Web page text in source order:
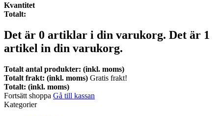
Kvantitet
Totalt:
Det är 0 artiklar i din varukorg. Det är 1
artikel in din varukorg.
Totalt antal produkter: (inkl. moms)
Totalt frakt: (inkl. moms) Gratis frakt!
Totalt: (inkl. moms)
Fortsätt shoppa Gå till kassan
Kategorier